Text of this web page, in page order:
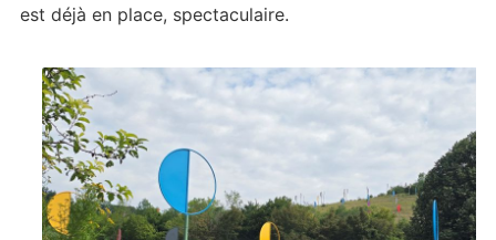
est déjà en place, spectaculaire.